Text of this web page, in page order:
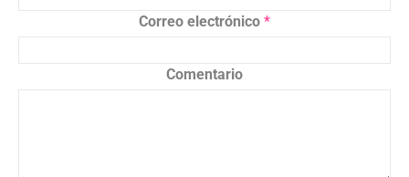
Correo electrónico *
Comentario